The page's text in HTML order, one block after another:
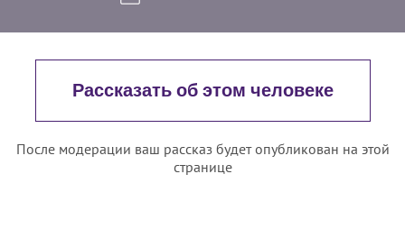
Рассказать об этом человеке
После модерации ваш рассказ будет опубликован на этой
странице